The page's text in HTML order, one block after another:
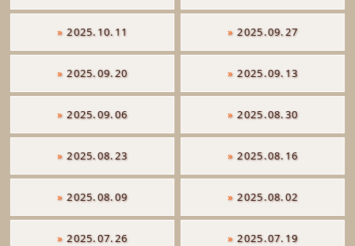
» 2025.10.11 » 2025.09.27
» 2025.09.20 » 2025.09.13
» 2025.09.06 » 2025.08.30
» 2025.08.23 » 2025.08.16
» 2025.08.09 » 2025.08.02
» 2025.07.26 » 2025.07.19